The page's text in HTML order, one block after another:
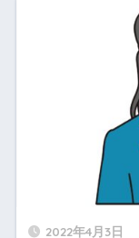
2022年4月3日